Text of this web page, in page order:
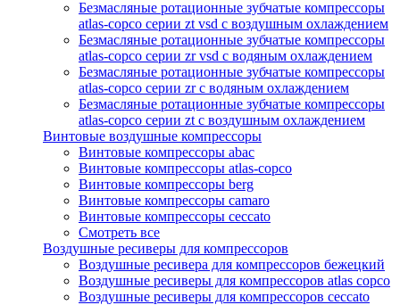
Безмасляные ротационные зубчатые компрессоры
atlas-copco серии zt vsd с воздушным охлаждением
Безмасляные ротационные зубчатые компрессоры
atlas-copco серии zr vsd с водяным охлаждением
Безмасляные ротационные зубчатые компрессоры
atlas-copco серии zr с водяным охлаждением
Безмасляные ротационные зубчатые компрессоры
atlas-copco серии zt с воздушным охлаждением
Винтовые воздушные компрессоры
Винтовые компрессоры abac
Винтовые компрессоры atlas-copco
Винтовые компрессоры berg
Винтовые компрессоры camaro
Винтовые компрессоры ceccato
Смотреть все
Воздушные ресиверы для компрессоров
Воздушные ресивера для компрессоров бежецкий
Воздушные ресиверы для компрессоров atlas copco
Воздушные ресиверы для компрессоров ceccato